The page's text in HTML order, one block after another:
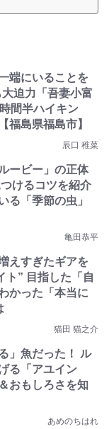
端にいることを
迫力「吾妻小富
間半ハイキン
福島県福島市】
辰口 稚菜
ービー」の正体
けるコツを紹介
る「季節の虫」
亀田恭平
えすぎたギアを
ト” 目指した「自
かった「本当に
猫田 猫之介
」魚だった！ ル
る「アユイン
おもしろさを知
あめのちはれ